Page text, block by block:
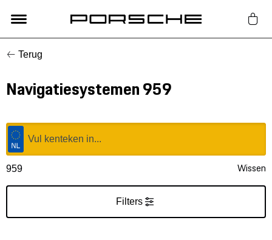
Lifestyle
Auto Accessoires
Classic
Nieuw
Terug
Navigatiesystemen 959
959 Wissen
Filters